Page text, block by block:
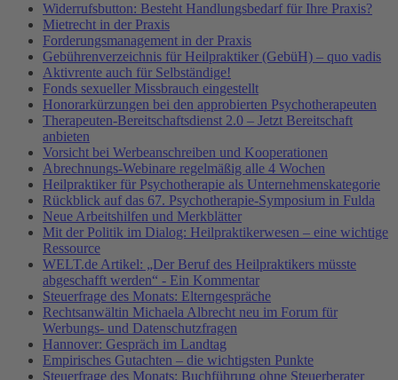
Widerrufsbutton: Besteht Handlungsbedarf für Ihre Praxis?
Mietrecht in der Praxis
Forderungsmanagement in der Praxis
Gebührenverzeichnis für Heilpraktiker (GebüH) – quo vadis
Aktivrente auch für Selbständige!
Fonds sexueller Missbrauch eingestellt
Honorarkürzungen bei den approbierten Psychotherapeuten
Therapeuten-Bereitschaftsdienst 2.0 – Jetzt Bereitschaft
anbieten
Vorsicht bei Werbeanschreiben und Kooperationen
Abrechnungs-Webinare regelmäßig alle 4 Wochen
Heilpraktiker für Psychotherapie als Unternehmenskategorie
Rückblick auf das 67. Psychotherapie-Symposium in Fulda
Neue Arbeitshilfen und Merkblätter
Mit der Politik im Dialog: Heilpraktikerwesen – eine wichtige
Ressource
WELT.de Artikel: „Der Beruf des Heilpraktikers müsste
abgeschafft werden“ - Ein Kommentar
Steuerfrage des Monats: Elterngespräche
Rechtsanwältin Michaela Albrecht neu im Forum für
Werbungs- und Datenschutzfragen
Hannover: Gespräch im Landtag
Empirisches Gutachten – die wichtigsten Punkte
Steuerfrage des Monats: Buchführung ohne Steuerberater